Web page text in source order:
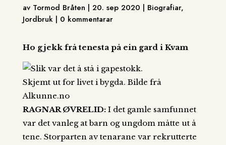
av Tormod Bråten | 20. sep 2020 | Biografiar,
Jordbruk | 0 kommentarar
Ho gjekk frå tenesta på ein gard i Kvam
Skjemt ut for livet i bygda. Bilde frå
Alkunne.no
RAGNAR ØVRELID:I det gamle samfunnet
var det vanleg at barn og ungdom måtte ut å
tene. Storparten av tenarane var rekrutterte